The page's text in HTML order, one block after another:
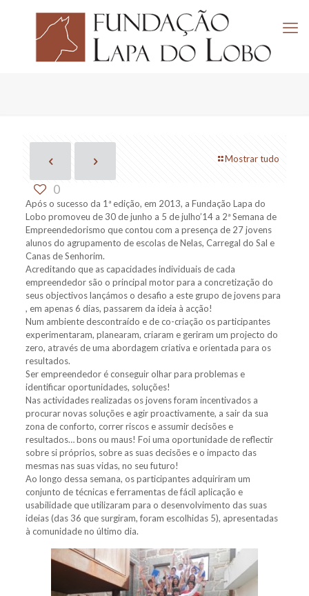
Mostrar tudo
0
Após o sucesso da 1ª edição, em 2013, a Fundação Lapa do
Lobo promoveu de 30 de junho a 5 de julho’14 a 2ª Semana de
Empreendedorismo que contou com a presença de 27 jovens
alunos do agrupamento de escolas de Nelas, Carregal do Sal e
Canas de Senhorim.
Acreditando que as capacidades individuais de cada
empreendedor são o principal motor para a concretização do
seus objectivos lançámos o desafio a este grupo de jovens para
, em apenas 6 dias, passarem da ideia à acção!
Num ambiente descontraído e de co-criação os participantes
experimentaram, planearam, criaram e geriram um projecto do
zero, através de uma abordagem criativa e orientada para os
resultados.
Ser empreendedor é conseguir olhar para problemas e
identificar oportunidades, soluções!
Nas actividades realizadas os jovens foram incentivados a
procurar novas soluções e agir proactivamente, a sair da sua
zona de conforto, correr riscos e assumir decisões e
resultados… bons ou maus! Foi uma oportunidade de reflectir
sobre si próprios, sobre as suas decisões e o impacto das
mesmas nas suas vidas, no seu futuro!
Ao longo dessa semana, os participantes adquiriram um
conjunto de técnicas e ferramentas de fácil aplicação e
usabilidade que utilizaram para o desenvolvimento das suas
ideias (das 36 que surgiram, foram escolhidas 5), apresentadas
à comunidade no último dia.